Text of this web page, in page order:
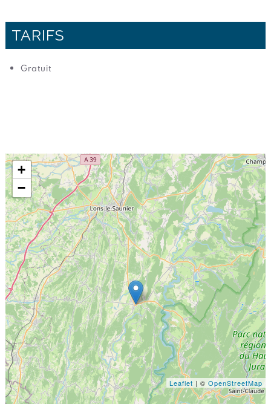
TARIFS
Gratuit
+
−
Leaflet | ©OpenStreetMap